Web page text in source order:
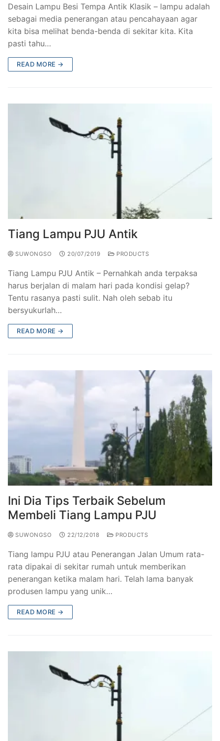
Desain Lampu Besi Tempa Antik Klasik – lampu adalah
sebagai media penerangan atau pencahayaan agar
kita bisa melihat benda-benda di sekitar kita. Kita
pasti tahu…
READ MORE →
Tiang Lampu PJU Antik
SUWONGSO 20/07/2019 PRODUCTS
Tiang Lampu PJU Antik – Pernahkah anda terpaksa
harus berjalan di malam hari pada kondisi gelap?
Tentu rasanya pasti sulit. Nah oleh sebab itu
bersyukurlah…
READ MORE →
Ini Dia Tips Terbaik Sebelum
Membeli Tiang Lampu PJU
SUWONGSO 22/12/2018 PRODUCTS
Tiang lampu PJU atau Penerangan Jalan Umum rata-
rata dipakai di sekitar rumah untuk memberikan
penerangan ketika malam hari. Telah lama banyak
produsen lampu yang unik…
READ MORE →